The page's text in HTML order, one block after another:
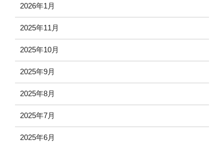
2026年1月
2025年11月
2025年10月
2025年9月
2025年8月
2025年7月
2025年6月